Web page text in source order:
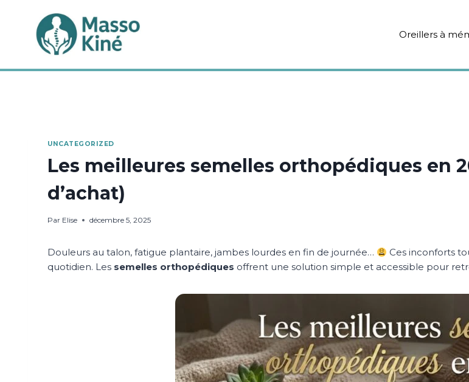
contenu
Oreillers à
UNCATEGORIZED
Les meilleures semelles orthopédiques en
d’achat)
Par Elise décembre 5, 2025
Douleurs au talon, fatigue plantaire, jambes lourdes en fin de journée…
Ces inconforts
quotidien. Les semelles orthopédiques offrent une solution simple et accessible pour